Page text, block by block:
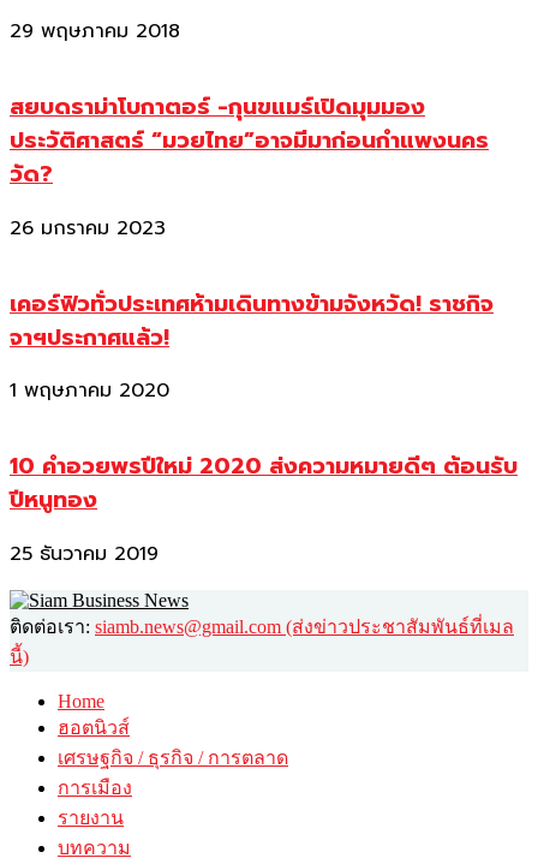
29 พฤษภาคม 2018
สยบดราม่าโบกาตอร์ -กุนขแมร์เปิดมุมมอง
ประวัติศาสตร์ “มวยไทย”อาจมีมาก่อนกำแพงนคร
วัด?
26 มกราคม 2023
เคอร์ฟิวทั่วประเทศห้ามเดินทางข้ามจังหวัด! ราชกิจ
จาฯประกาศแล้ว!
1 พฤษภาคม 2020
10 คำอวยพรปีใหม่ 2020 ส่งความหมายดีๆ ต้อนรับ
ปีหนูทอง
25 ธันวาคม 2019
ติดต่อเรา: siamb.news@gmail.com (ส่งข่าวประชาสัมพันธ์ที่เมล
นี้)
Home
ฮอตนิวส์
เศรษฐกิจ / ธุรกิจ / การตลาด
การเมือง
รายงาน
บทความ